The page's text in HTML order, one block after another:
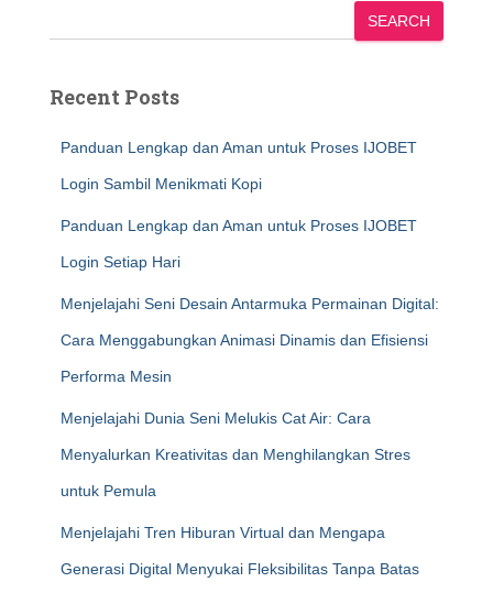
SEARCH
Recent Posts
Panduan Lengkap dan Aman untuk Proses IJOBET
Login Sambil Menikmati Kopi
Panduan Lengkap dan Aman untuk Proses IJOBET
Login Setiap Hari
Menjelajahi Seni Desain Antarmuka Permainan Digital:
Cara Menggabungkan Animasi Dinamis dan Efisiensi
Performa Mesin
Menjelajahi Dunia Seni Melukis Cat Air: Cara
Menyalurkan Kreativitas dan Menghilangkan Stres
untuk Pemula
Menjelajahi Tren Hiburan Virtual dan Mengapa
Generasi Digital Menyukai Fleksibilitas Tanpa Batas